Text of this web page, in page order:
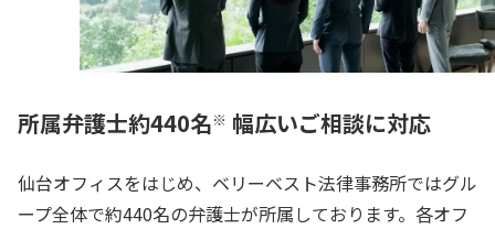
所属弁護士約440名※ 幅広いご相談に対応
仙台オフィスをはじめ、ベリーベスト法律事務所ではグル
ープ全体で約440名の弁護士が所属しております。各オフ